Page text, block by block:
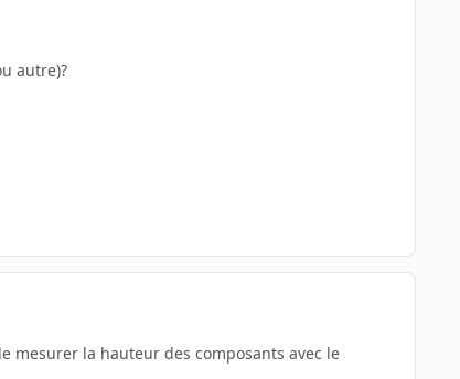
autre)?
mesurer la hauteur des composants avec le